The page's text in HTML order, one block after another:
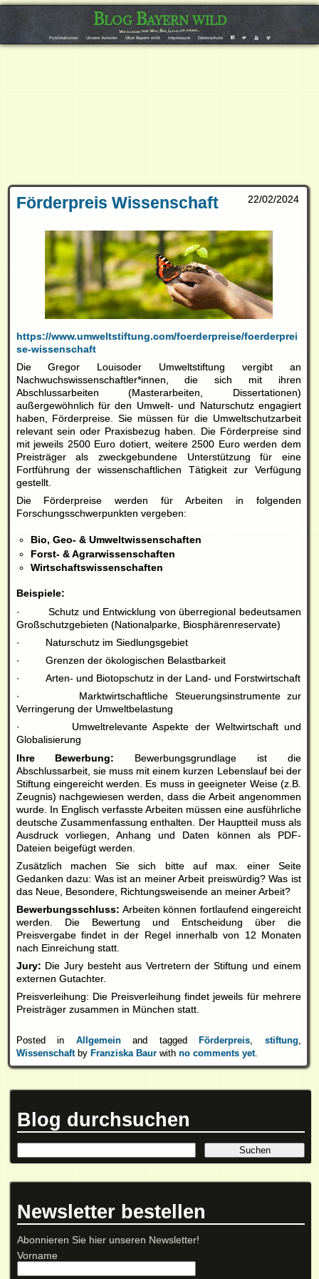
Blog Bayern wild
Wir bloggen über Wolf, Bär, Luchs und andere…
Publikationen Unsere Autoren Über Bayern wild Impressum Datenschutz F T Y V
22/02/2024
Förderpreis Wissenschaft
https://www.umweltstiftung.com/foerderpreise/foerderprei
se-wissenschaft
Die Gregor Louisoder Umweltstiftung vergibt an
Nachwuchswissenschaftler*innen, die sich mit ihren
Abschlussarbeiten (Masterarbeiten, Dissertationen)
außergewöhnlich für den Umwelt- und Naturschutz engagiert
haben, Förderpreise. Sie müssen für die Umweltschutzarbeit
relevant sein oder Praxisbezug haben. Die Förderpreise sind
mit jeweils 2500 Euro dotiert, weitere 2500 Euro werden dem
Preisträger als zweckgebundene Unterstützung für eine
Fortführung der wissenschaftlichen Tätigkeit zur Verfügung
gestellt.
Die Förderpreise werden für Arbeiten in folgenden
Forschungsschwerpunkten vergeben:
Bio, Geo- & Umweltwissenschaften
Forst- & Agrarwissenschaften
Wirtschaftswissenschaften
Beispiele:
· Schutz und Entwicklung von überregional bedeutsamen
Großschutzgebieten (Nationalparke, Biosphärenreservate)
· Naturschutz im Siedlungsgebiet
· Grenzen der ökologischen Belastbarkeit
· Arten- und Biotopschutz in der Land- und Forstwirtschaft
· Marktwirtschaftliche Steuerungsinstrumente zur
Verringerung der Umweltbelastung
· Umweltrelevante Aspekte der Weltwirtschaft und
Globalisierung
Ihre Bewerbung: Bewerbungsgrundlage ist die
Abschlussarbeit, sie muss mit einem kurzen Lebenslauf bei der
Stiftung eingereicht werden. Es muss in geeigneter Weise (z.B.
Zeugnis) nachgewiesen werden, dass die Arbeit angenommen
wurde. In Englisch verfasste Arbeiten müssen eine ausführliche
deutsche Zusammenfassung enthalten. Der Hauptteil muss als
Ausdruck vorliegen, Anhang und Daten können als PDF-
Dateien beigefügt werden.
Zusätzlich machen Sie sich bitte auf max. einer Seite
Gedanken dazu: Was ist an meiner Arbeit preiswürdig? Was ist
das Neue, Besondere, Richtungsweisende an meiner Arbeit?
Bewerbungsschluss: Arbeiten können fortlaufend eingereicht
werden. Die Bewertung und Entscheidung über die
Preisvergabe findet in der Regel innerhalb von 12 Monaten
nach Einreichung statt.
Jury: Die Jury besteht aus Vertretern der Stiftung und einem
externen Gutachter.
Preisverleihung: Die Preisverleihung findet jeweils für mehrere
Preisträger zusammen in München statt.
Posted in Allgemeinand taggedFörderpreis stiftung,
Wissenschaftby Franziska Baurwith no comments yet.
Blog durchsuchen
Newsletter bestellen
Abonnieren Sie hier unseren Newsletter!
Vorname